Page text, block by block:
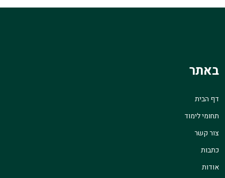
באתר
דף הבית
תחומי לימוד
צור קשר
כתבות
אודות